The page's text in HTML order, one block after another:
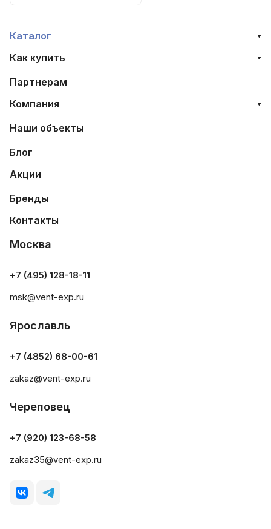
Каталог
Как купить
Партнерам
Компания
Наши объекты
Блог
Акции
Бренды
Контакты
Москва
+7 (495) 128-18-11
msk@vent-exp.ru
Ярославль
+7 (4852) 68-00-61
zakaz@vent-exp.ru
Череповец
+7 (920) 123-68-58
zakaz35@vent-exp.ru